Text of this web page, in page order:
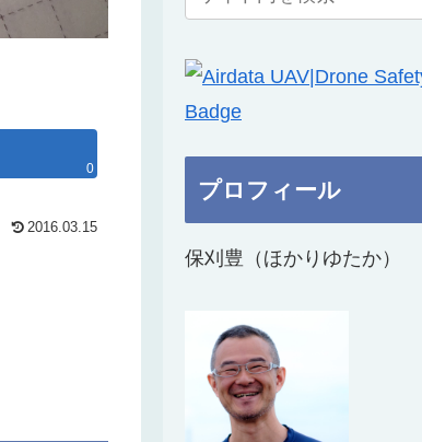
0
2016.03.15
プロフィール
保刈豊（ほかりゆたか）